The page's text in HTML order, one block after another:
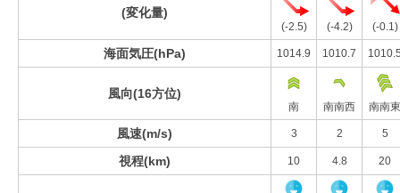
(変化量)
(-2.5) (-4.2) (-0.1)
海面気圧(hPa) 1014.9 1010.7
風向(16方位)
南 南南西 南南東
風速(m/s) 3 2 5
視程(km) 10 4.8 20